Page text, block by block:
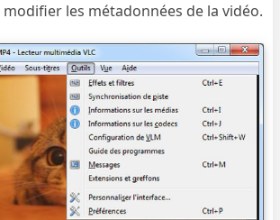
les métadonnées de la vidéo.